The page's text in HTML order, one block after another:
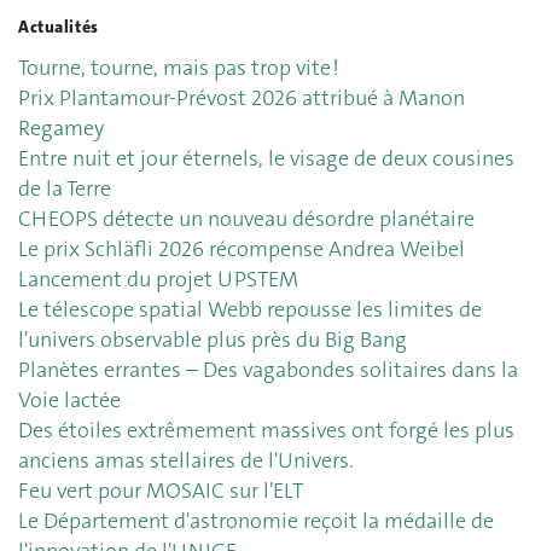
Actualités
Tourne, tourne, mais pas trop vite !
Prix Plantamour-Prévost 2026 attribué à Manon
Regamey
Entre nuit et jour éternels, le visage de deux cousines
de la Terre
CHEOPS détecte un nouveau désordre planétaire
Le prix Schläfli 2026 récompense Andrea Weibel
Lancement du projet UPSTEM
Le télescope spatial Webb repousse les limites de
l'univers observable plus près du Big Bang
Planètes errantes – Des vagabondes solitaires dans la
Voie lactée
Des étoiles extrêmement massives ont forgé les plus
anciens amas stellaires de l'Univers.
Feu vert pour MOSAIC sur l'ELT
Le Département d'astronomie reçoit la médaille de